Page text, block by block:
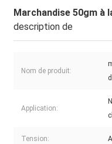
Marchandise 50gm à
description de
Nom de produit:
Application:
Tension: